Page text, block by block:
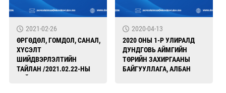
2021-02-26
ӨРГӨДӨЛ, ГОМДОЛ, САНАЛ,
ХҮСЭЛТ
ШИЙДВЭРЛЭЛТИЙН
ТАЙЛАН /2021.02.22-НЫ
2020-04-13
2020 ОНЫ 1-Р УЛИРАЛД
ДУНДГОВЬ АЙМГИЙН
ТӨРИЙН ЗАХИРГААНЫ
БАЙГУУЛЛАГА, АЛБАН